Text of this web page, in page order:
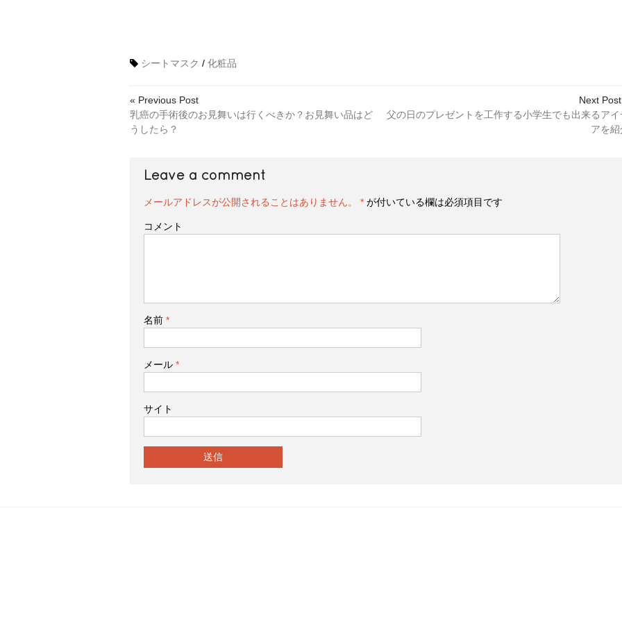
シートマスク / 化粧品
« Previous Post
乳癌の手術後のお見舞いは行くべきか？お見舞い品はど
うしたら？
Next
父の日のプレゼントを工作する小学生でも出来るアイ
アを紹
Leave a comment
メールアドレスが公開されることはありません。 * が付いている欄は必須項目です
コメント
名前 *
メール *
サイト